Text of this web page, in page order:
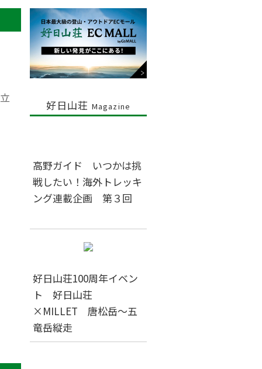
好日山荘 Magazine
高野ガイド いつかは挑
戦したい！海外トレッキ
ング連載企画 第３回
好日山荘100周年イベン
ト 好日山荘
×MILLET 唐松岳～五
竜岳縦走